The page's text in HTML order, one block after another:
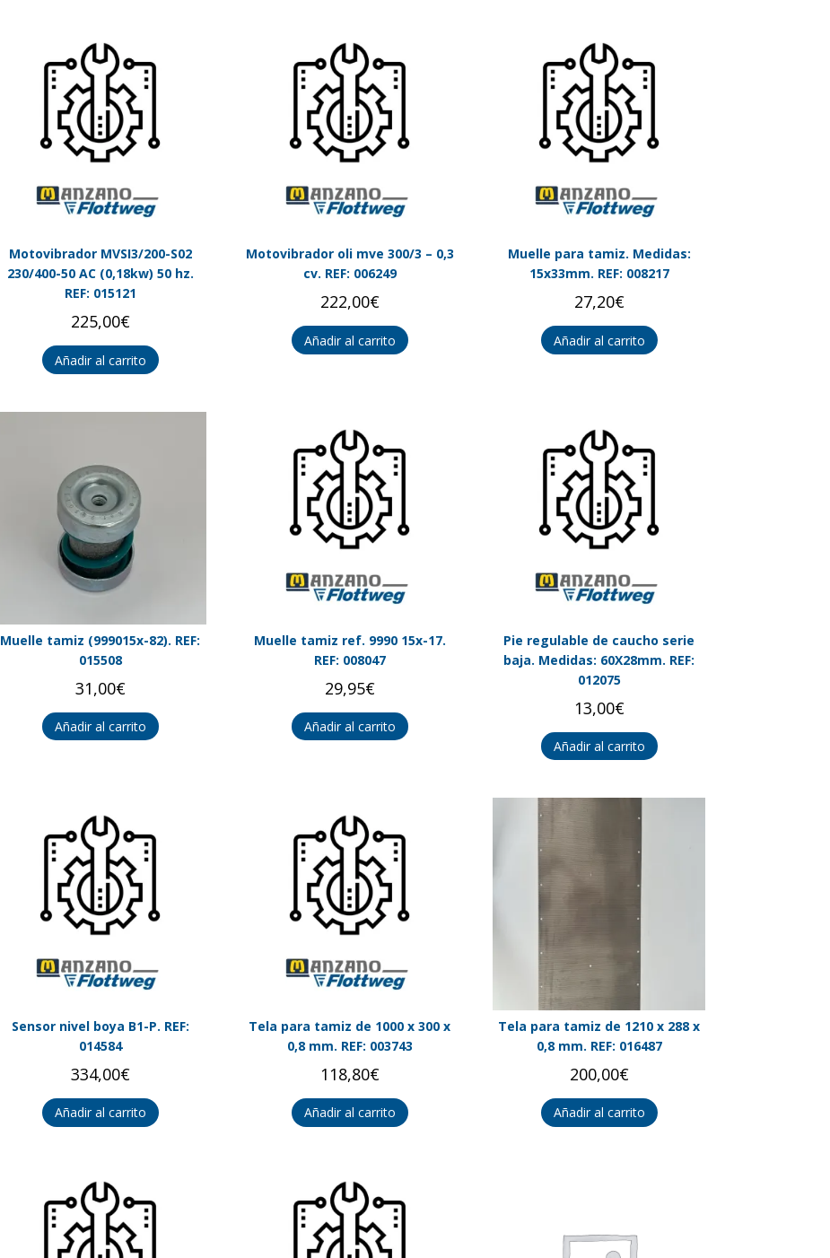
Motovibrador MVSI3/200-S02
230/400-50 AC (0,18kw) 50 hz.
REF: 015121
225,00€
Añadir al carrito
Motovibrador oli mve 300/3 – 0,3
cv. REF: 006249
222,00€
Añadir al carrito
Muelle para tamiz. Medidas:
15x33mm. REF: 008217
27,20€
Añadir al carrito
Muelle tamiz (999015x-82). REF:
015508
31,00€
Añadir al carrito
Muelle tamiz ref. 9990 15x-17.
REF: 008047
29,95€
Añadir al carrito
Pie regulable de caucho serie
baja. Medidas: 60X28mm. REF:
012075
13,00€
Añadir al carrito
Sensor nivel boya B1-P. REF:
014584
334,00€
Añadir al carrito
Tela para tamiz de 1000 x 300 x
0,8 mm. REF: 003743
118,80€
Añadir al carrito
Tela para tamiz de 1210 x 288 x
0,8 mm. REF: 016487
200,00€
Añadir al carrito